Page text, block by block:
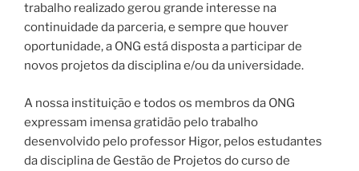
trabalho realizado gerou grande interesse na
continuidade da parceria, e sempre que houver
oportunidade, a ONG está disposta a participar de
novos projetos da disciplina e/ou da universidade.
A nossa instituição e todos os membros da ONG
expressam imensa gratidão pelo trabalho
desenvolvido pelo professor Higor, pelos estudantes
da disciplina de Gestão de Projetos do curso de